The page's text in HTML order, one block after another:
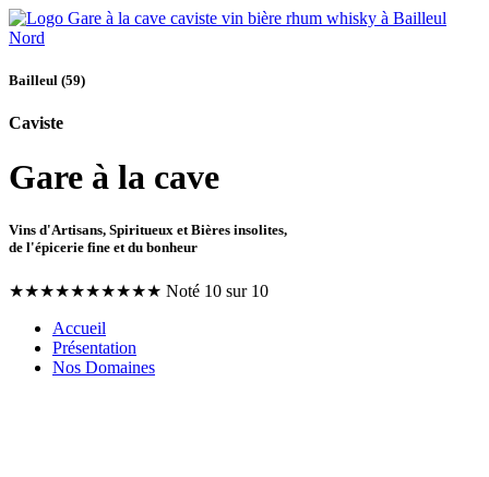
Bailleul (59)
Caviste
Gare à la cave
Vins d'Artisans, Spiritueux et Bières insolites,
de l'épicerie fine et du bonheur
★★★★★★★★★★ Noté 10 sur 10
Accueil
Présentation
Nos Domaines